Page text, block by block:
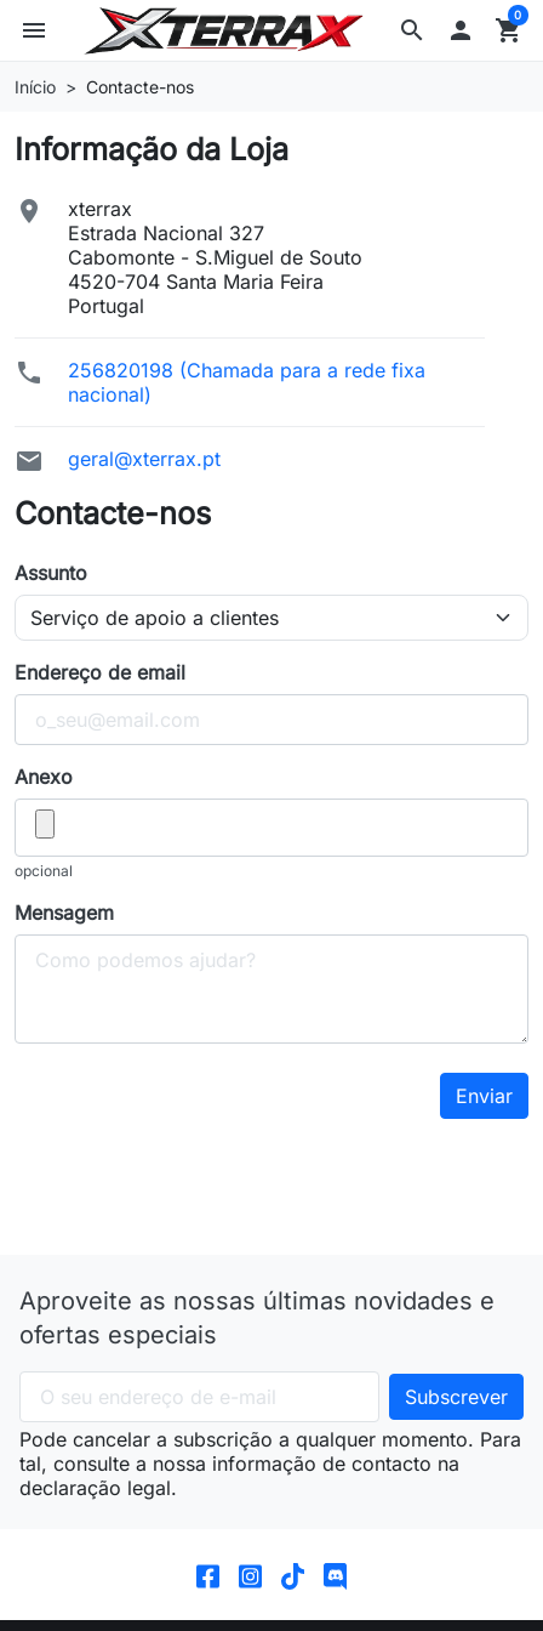
search
menu  shopping_cart
0
Início Contacte-nos
Informação da Loja

xterrax
Estrada Nacional 327
Cabomonte - S.Miguel de Souto
4520-704 Santa Maria Feira
Portugal

256820198 (Chamada para a rede fixa
nacional)
 geral@xterrax.pt
Contacte-nos
Assunto
Endereço de email
Anexo
opcional
Mensagem
Aproveite as nossas últimas novidades e
ofertas especiais
Pode cancelar a subscrição a qualquer momento. Para
tal, consulte a nossa informação de contacto na
declaração legal.